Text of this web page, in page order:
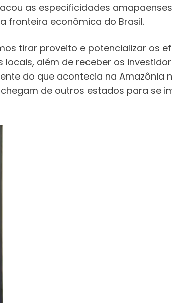
as especificidades
fronteira econômica do Brasil.
tirar proveito e potencializar os
além de receber os
do que acontecia na Amazônia
de outros estados para se